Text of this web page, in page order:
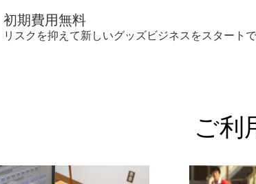
初期費用無料
リスクを抑えて新しいグッズビジネスをスタートで
ご利